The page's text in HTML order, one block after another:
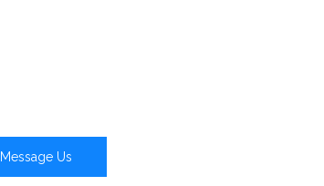
Message Us